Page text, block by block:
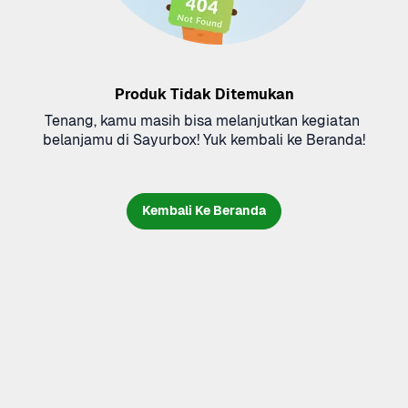
Produk Tidak Ditemukan
Tenang, kamu masih bisa melanjutkan kegiatan
belanjamu di Sayurbox! Yuk kembali ke Beranda!
Kembali Ke Beranda